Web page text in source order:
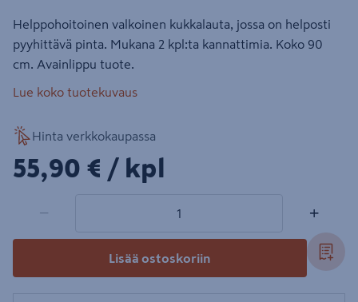
Helppohoitoinen valkoinen kukkalauta, jossa on helposti
pyyhittävä pinta. Mukana 2 kpl:ta kannattimia. Koko 90
cm. Avainlippu tuote.
Lue koko tuotekuvaus
Hinta verkkokaupassa
55,90€/kpl
55,90 € / kpl
− +
Lisää ostoskoriin